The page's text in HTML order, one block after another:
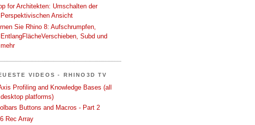
for Architekten: Umschalten der
Perspektivischen Ansicht
Sie Rhino 8: Aufschrumpfen,
EntlangFlächeVerschieben, Subd und
mehr
VIDEOS - RHINO3D TV
Profiling and Knowledge Bases (all
desktop platforms)
Buttons and Macros - Part 2
Rec Array